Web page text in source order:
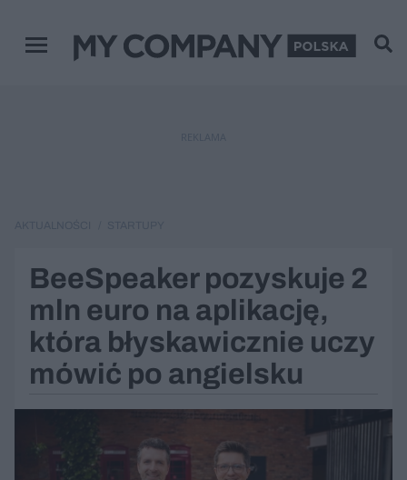
Menu główne
BeeSpeaker pozyskuje 2
mln euro na aplikację,
która błyskawicznie uczy
mówić po angielsku